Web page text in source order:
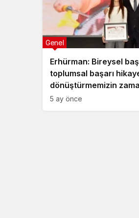
Erhürman: Bireysel
toplumsal başarı
dönüştürmemizin
Genel
5 ay önce